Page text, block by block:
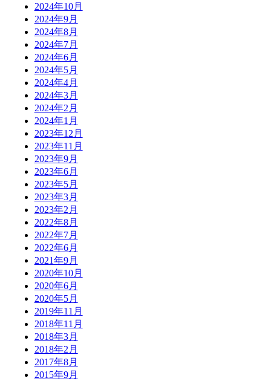
2024年10月
2024年9月
2024年8月
2024年7月
2024年6月
2024年5月
2024年4月
2024年3月
2024年2月
2024年1月
2023年12月
2023年11月
2023年9月
2023年6月
2023年5月
2023年3月
2023年2月
2022年8月
2022年7月
2022年6月
2021年9月
2020年10月
2020年6月
2020年5月
2019年11月
2018年11月
2018年3月
2018年2月
2017年8月
2015年9月